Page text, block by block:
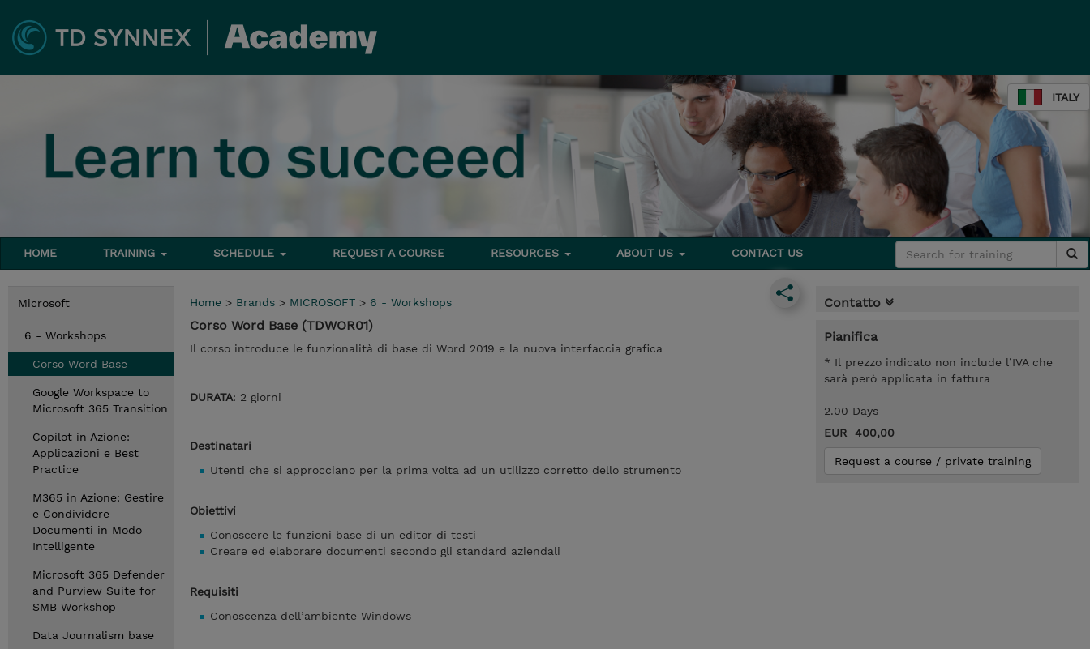
ITALY
HOME TRAINING SCHEDULE REQUEST A COURSE RESOURCES ABOUT US CONTACT US
Microsoft
6 - Workshops
Corso Word Base
Google Workspace to
Microsoft 365 Transition
Copilot in Azione:
Applicazioni e Best
Practice
M365 in Azione: Gestire
e Condividere
Documenti in Modo
Intelligente
Microsoft 365 Defender
and Purview Suite for
SMB Workshop
Data Journalism base
Home > Brands > MICROSOFT > 6 - Workshops
Corso Word Base (TDWOR01)
Il corso introduce le funzionalità di base di Word 2019 e la nuova interfaccia grafica
DURATA: 2 giorni
Destinatari
Utenti che si approcciano per la prima volta ad un utilizzo corretto dello strumento
Obiettivi
Conoscere le funzioni base di un editor di testi
Creare ed elaborare documenti secondo gli standard aziendali
Requisiti
Conoscenza dell’ambiente Windows
Contatto
Pianifica
* Il prezzo indicato non include l’IVA che
sarà però applicata in fattura
2.00 Days
EUR 400,00
Request a course / private training